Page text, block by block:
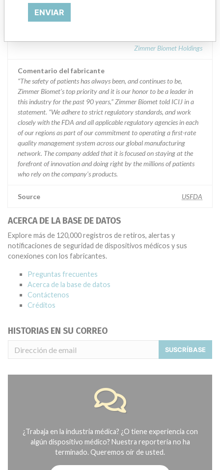
Dirección del fabricante
Zimmer, Inc., 345 E Main St, Warsaw IN 46580-2746
Zimmer Biomet Holdings
Comentario del fabricante
“The safety of patients has always been, and continues to be,
Zimmer Biomet’s top priority and it is our honor to be a leader in
this industry for the past 90 years,” Zimmer Biomet told ICIJ in a
statement. “We adhere to strict regulatory standards, and work
closely with the FDA and all applicable regulatory agencies in each
of our regions as part of our commitment to operating a first-rate
quality management system across our global manufacturing
network. The company added that it is focused on staying at the
forefront of innovation and doing right by the millions of patients
who rely on the company’s products.
Source USFDA
ACERCA DE LA BASE DE DATOS
Explore más de 120,000 registros de retiros, alertas y
notificaciones de seguridad de dispositivos médicos y sus
conexiones con los fabricantes.
Preguntas frecuentes
Acerca de la base de datos
Contáctenos
Créditos
HISTORIAS EN SU CORREO
SUSCRÍBASE
¿Trabaja en la industria médica? ¿O tiene experiencia con
algún dispositivo médico? Nuestra reportería no ha
terminado. Queremos oír de usted.
ENVIAR